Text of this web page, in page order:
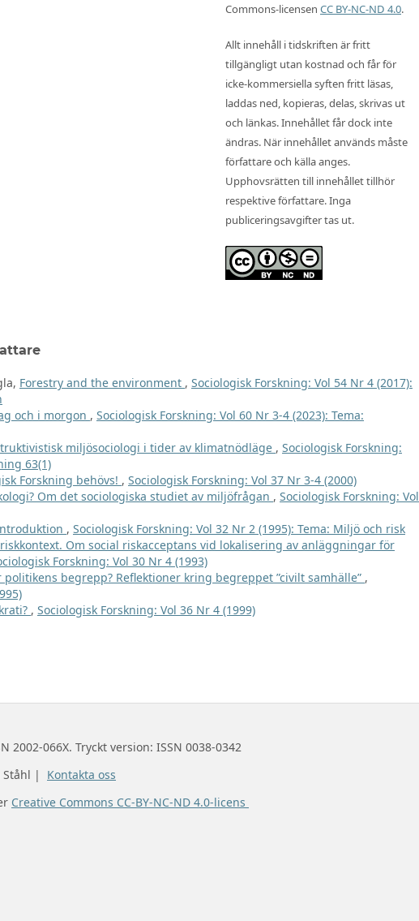
Commons-licensen CC BY-NC-ND 4.0.
Allt innehåll i tidskriften är fritt
tillgängligt utan kostnad och får för
icke-kommersiella syften fritt läsas,
laddas ned, kopieras, delas, skrivas ut
och länkas. Innehållet får dock inte
ändras. När innehållet används måste
författare och källa anges.
Upphovsrätten till innehållet tillhör
respektive författare. Inga
publiceringsavgifter tas ut.
Forestry and the environment , Sociologisk Forskning: Vol 54 Nr 4 (2017):
och i morgon , Sociologisk Forskning: Vol 60 Nr 3-4 (2023): Tema:
miljösociologi i tider av klimatnödläge , Sociologisk Forskning:
63(1)
Forskning behövs! , Sociologisk Forskning: Vol 37 Nr 3-4 (2000)
Om det sociologiska studiet av miljöfrågan , Sociologisk Forskning: Vol
, Sociologisk Forskning: Vol 32 Nr 2 (1995): Tema: Miljö och risk
Om social riskacceptans vid lokalisering av anläggningar för
Forskning: Vol 30 Nr 4 (1993)
begrepp? Reflektioner kring begreppet ”civilt samhälle” ,
, Sociologisk Forskning: Vol 36 Nr 4 (1999)
2002-066X. Tryckt version: ISSN 0038-0342
Ståhl | Kontakta oss
Creative Commons CC-BY-NC-ND 4.0-licens